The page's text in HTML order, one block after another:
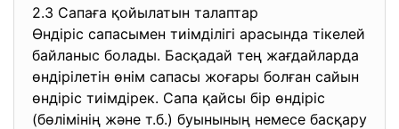
2.3 Сапаға қойылатын талаптар
Өндіріс сапасымен тиімділігі арасында тікелей
байланыс болады. Басқадай тең жағдайларда
өндірілетін өнім сапасы жоғары болған сайын
өндіріс тиімдірек. Сапа қайсы бір өндіріс
(бөлімінің және т.б.) буынының немесе басқару